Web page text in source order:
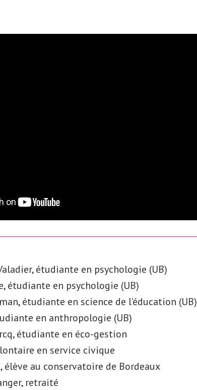
étudiante en psychologie (UB)
étudiante en psychologie (UB)
étudiante en science de l’éducation (UB)
en anthropologie (UB)
étudiante en éco-gestion
en service civique
élève au conservatoire de Bordeaux
retraité